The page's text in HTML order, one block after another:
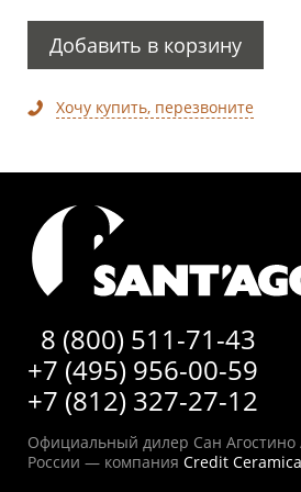
Добавить в корзину
Хочу купить, перезвоните
8 (800) 511-71-43
+7 (495) 956-00-59
+7 (812) 327-27-12
Официальный дилер Сан Агостино
России — компания Credit Ceramica